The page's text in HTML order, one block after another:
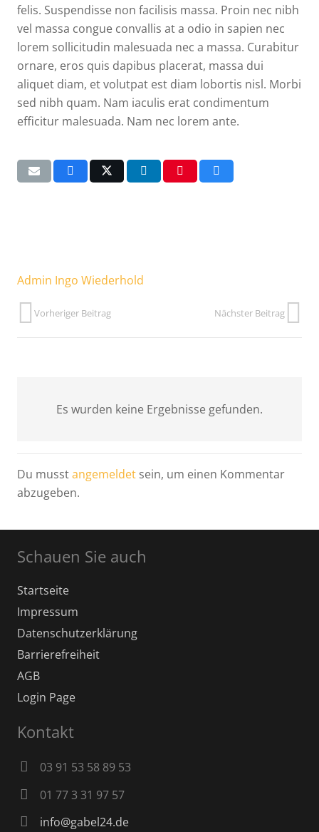
felis. Suspendisse non facilisis massa. Proin nec nibh
vel massa congue convallis at a odio in sapien nec
lorem sollicitudin malesuada nec a massa. Curabitur
ornare, eros quis dapibus placerat, massa dui
aliquet diam, et volutpat est diam lobortis nisl. Morbi
sed nibh quam. Nam iaculis erat condimentum
efficitur malesuada. Nam nec lorem ante.
Admin Ingo Wiederhold
Vorheriger Beitrag Nächster Beitrag
Es wurden keine Ergebnisse gefunden.
Du musstangemeldet sein, um einen Kommentar
abzugeben.
Schauen Sie auch
Startseite
Impressum
Datenschutz­erklärung
Barrierefreiheit
AGB
Login Page
Kontakt
03 91 53 58 89 53
01 77 3 31 97 57
info@gabel24.de